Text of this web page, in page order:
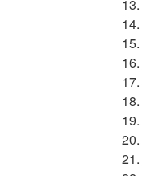
13.
14.
15.
16.
17.
18.
19.
20.
21.